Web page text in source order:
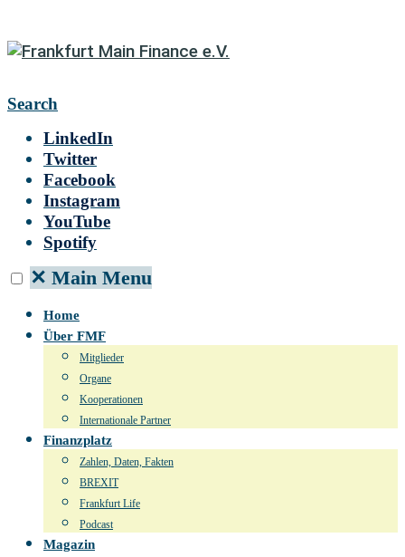
Search
LinkedIn
Twitter
Facebook
Instagram
YouTube
Spotify
✕ Main Menu
Home
Über FMF
Mitglieder
Organe
Kooperationen
Internationale Partner
Finanzplatz
Zahlen, Daten, Fakten
BREXIT
Frankfurt Life
Podcast
Magazin